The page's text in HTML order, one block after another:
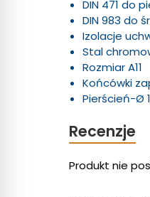
DIN 471 do
DIN 983 do
Izolacje
Stal
Rozmiar A11
Końcówki
Pierścień-Ø
Recenzje
Produkt nie